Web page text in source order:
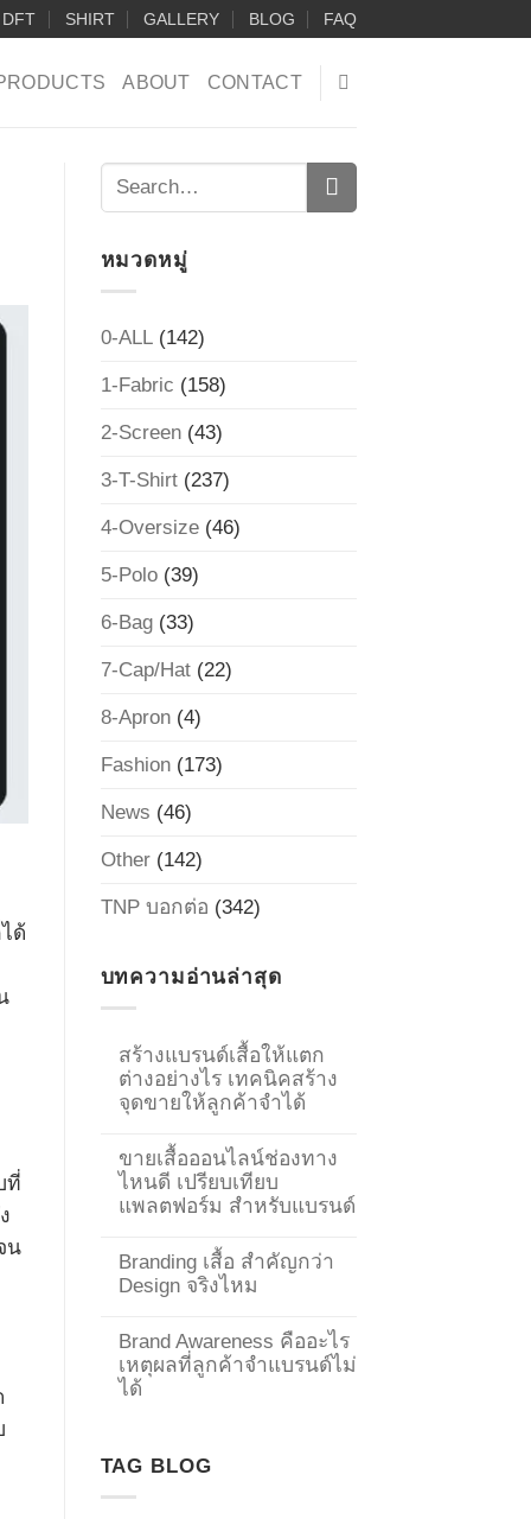
DFT SHIRT GALLERY BLOG FAQ
ABOUT CONTACT
ด้
ที่
น
หมวดหมู่
0-ALL(142)
1-Fabric (158)
2-Screen(43)
3-T-Shirt(237)
4-Oversize(46)
5-Polo(39)
6-Bag(33)
7-Cap/Hat(22)
8-Apron(4)
Fashion(173)
News (46)
Other(142)
TNP บอกต่อ (342)
บทความอ่านล่าสุด
สร้างแบรนด์เสื้อให้แตก
ต่างอย่างไร เทคนิคสร้าง
จุดขายให้ลูกค้าจำได้
ขายเสื้อออนไลน์ช่องทาง
ไหนดี เปรียบเทียบ
แพลตฟอร์ม สำหรับแบรนด์
Branding เสื้อ สำคัญกว่า
Design จริงไหม
Brand Awareness คืออะไร
เหตุผลที่ลูกค้าจำแบรนด์ไม่
ได้
TAG BLOG